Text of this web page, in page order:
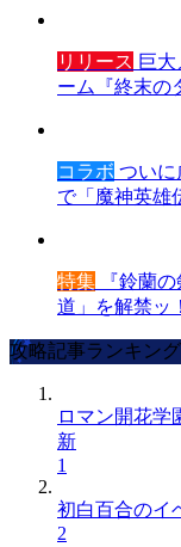
リリース 巨
ーム『終末の
コラボ ついに
で「魔神英雄
特集 『鈴蘭
道」を解禁ッ
攻略記事ランキング
ロマン開花学
新
1
初白百合のイ
2